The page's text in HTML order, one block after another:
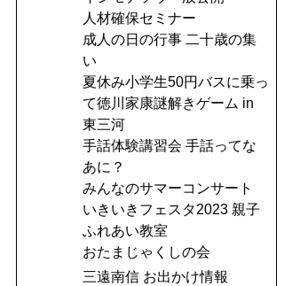
人材確保セミナー
成人の日の行事 二十歳の集
い
夏休み小学生50円バスに乗っ
て徳川家康謎解きゲーム in
東三河
手話体験講習会 手話ってな
あに？
みんなのサマーコンサート
いきいきフェスタ2023 親子
ふれあい教室
おたまじゃくしの会
三遠南信 お出かけ情報